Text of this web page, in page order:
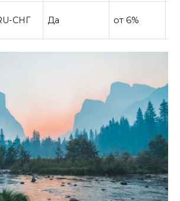
СНГ Да от 6%